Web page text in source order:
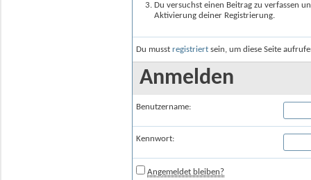
Du versuchst einen Beitrag zu verfassen
Aktivierung deiner Registrierung.
Du musst registriert sein, um diese Seite
Anmelden
Benutzername:
Kennwort:
Angemeldet bleiben?